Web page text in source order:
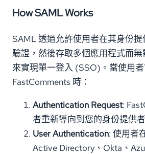
How SAML Works
SAML 透過允許使用者在其身份
驗證，然後存取多個應用程式而無
來實現單一登入 (SSO)。當使用
FastComments 時：
Authentication Request:
者重新導向到您的身份提供者
User Authentication: 使用者
Active Directory、Okta、